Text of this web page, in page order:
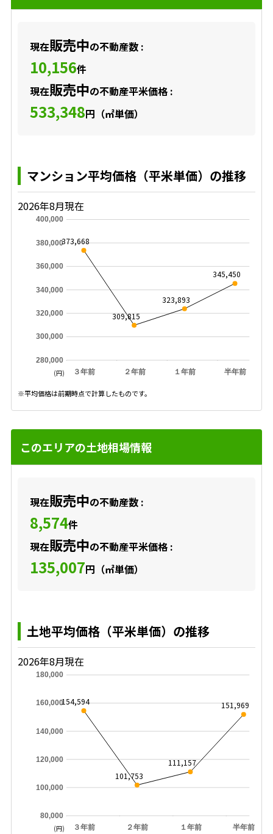
現在販売中の不動産数 :
10,156件
現在販売中の不動産平米価格 :
533,348円（㎡単価）
マンション平均価格（平米単価）の推移
2026年8月現在
３年前 ２年前 １年前 半年前
280,000
300,000
320,000
340,000
360,000
380,000
400,000
373,668
309,815
323,893
345,450
(円)
※平均価格は前期時点で計算したものです。
このエリアの土地相場情報
現在販売中の不動産数 :
8,574件
現在販売中の不動産平米価格 :
135,007円（㎡単価）
土地平均価格（平米単価）の推移
2026年8月現在
３年前 ２年前 １年前 半年前
80,000
100,000
120,000
140,000
160,000
180,000
154,594
101,753
111,157
151,969
(円)